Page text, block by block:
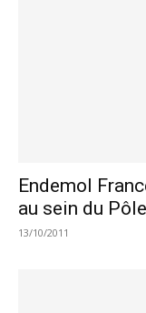
Endemol
au sein du
13/10/2011